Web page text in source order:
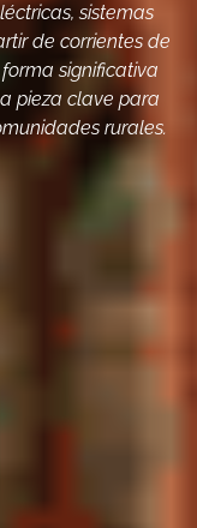
sistemas
de corrientes de
significativa
pieza clave para
rurales.